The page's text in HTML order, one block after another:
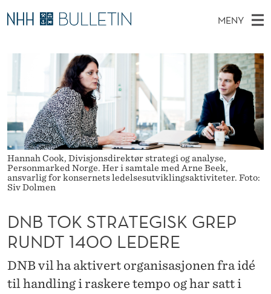
D
N
O
K
S
T
R
A
T
E
G
MENY
O
E
M
E
N
Y
Ø
T
T
E
E
T
Stipendiater og nye forskerprofiler
Disputaser
Ekspertutvalg
Om Bulletin
Hannah Cook, Divisjonsdirektør strategi og analyse,
Personmarked Norge. Her i samtale med Arne Beek,
ansvarlig for konsernets ledelsesutviklingsaktiviteter. Foto:
Siv Dolmen
DNB TOK STRATEGISK GREP
RUNDT 1400 LEDERE
DNB vil ha aktivert organisasjonen fra idé
til handling i raskere tempo og har satt i